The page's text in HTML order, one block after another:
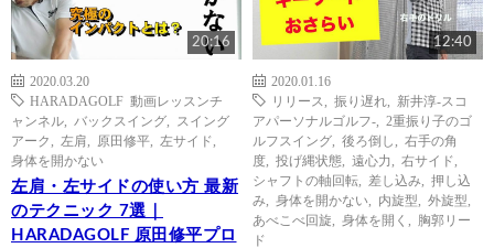
20:16
2020.03.20
HARADAGOLF 動画レッスンチ
ャンネル
バックスイング
スイング
アーク
左肩 原田修平 左サイド
身体を開かない
左肩・左サイドの使い方 最新
のテクニック 7選｜
HARADAGOLF 原田修平プロ
12:40
2020.01.16
リリース
振り遅れ
新井淳-スコ
アパーソナルゴルフ-
2重振り子のゴ
ルフスイング
後ろ倒し
右手の角
度
投げ縄状態 遠心力 右サイド
シャフトの軸回転
差し込み
押し込
み
身体を開かない 内旋型 外旋型
あべこべ回旋
身体を開く
胸郭リー
ド